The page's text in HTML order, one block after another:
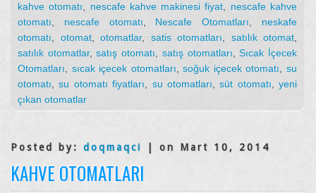
kahve otomatı
nescafe kahve makinesi fiyat
nescafe kahve
otomatı
nescafe otomatı Nescafe Otomatları
neskafe
otomatı
otomat, otomatlar, satis otomatları satılık otomat
satılık otomatlar,satış otomatı satış otomatları ,Sıcak İçecek
Otomatları
sıcak içecek otomatları ,soğuk içecek otomatı ,su
otomatı ,su otomatı fiyatları su otomatları ,süt otomatı
yeni
çıkan otomatlar
Posted by: doqmaqci | on Mart 10, 2014
KAHVE OTOMATLARI